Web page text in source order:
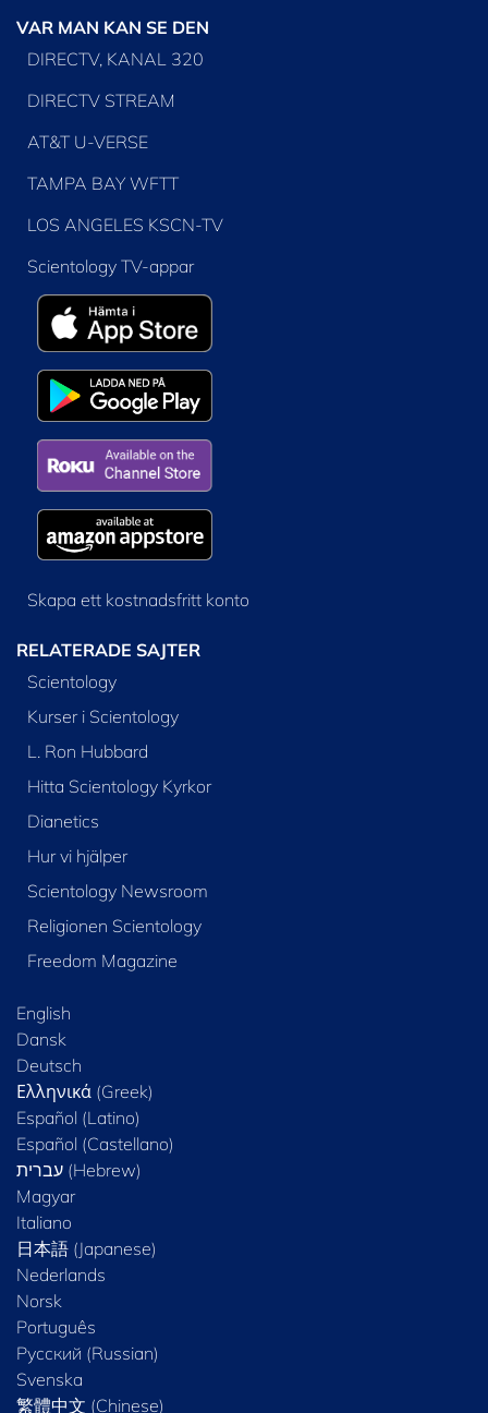
VAR MAN KAN SE DEN
DIRECTV, KANAL 320
DIRECTV STREAM
AT&T U-VERSE
TAMPA BAY WFTT
LOS ANGELES KSCN-TV
Scientology TV-appar
Skapa ett kostnadsfritt konto
RELATERADE SAJTER
Scientology
Kurser i Scientology
L. Ron Hubbard
Hitta Scientology Kyrkor
Dianetics
Hur vi hjälper
Scientology Newsroom
Religionen Scientology
Freedom Magazine
English
Dansk
Deutsch
Ελληνικά (Greek)
Español (Latino)
Español (Castellano)
Magyar
Italiano
日本語 (Japanese)
Nederlands
Norsk
Português
Русский (Russian)
Svenska
繁體中文 (Chinese)